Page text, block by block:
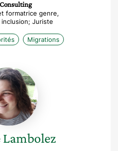
formatrice genre,
Juriste
Migrations
Marine
Lambolez
Lambolez